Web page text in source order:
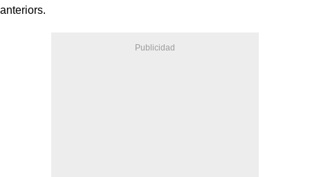
anteriors.